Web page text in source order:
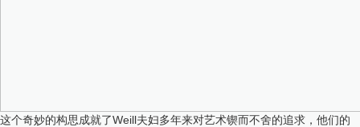
这个奇妙的构思成就了Weill夫妇多年来对艺术锲而不舍的追求，他们的